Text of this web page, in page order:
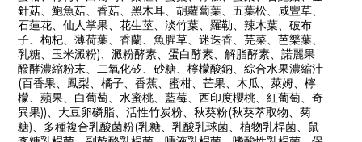
針菇、鮑魚菇、香菇、黑木耳、胡蘿蔔葉、五葉松、咸豐草、
石蓮花、仙人掌果、花生莖、淡竹葉、羅勒、辣木葉、破布
子、枸杞、薄荷葉、香蘭、魚腥草、迷迭香、芫菜、芭樂葉、
乳糖、玉米澱粉)、澱粉酵素、蛋白酵素、解脂酵素、諾麗果
醱酵濃縮粉末、二氧化矽、砂糖、檸檬酸鈉、綜合水果濃縮汁
(百香果、鳳梨、橘子、香蕉、蜜柑、芒果、木瓜、萊姆、檸
檬、蘋果、白葡萄、水蜜桃、藍莓、西印度櫻桃、紅葡萄、奇
異果))、大豆卵磷脂、活性竹炭粉、秋葵粉(秋葵萃取物、菊
糖)、多種複合乳酸菌粉(乳糖、乳酸乳球菌、植物乳桿菌、鼠